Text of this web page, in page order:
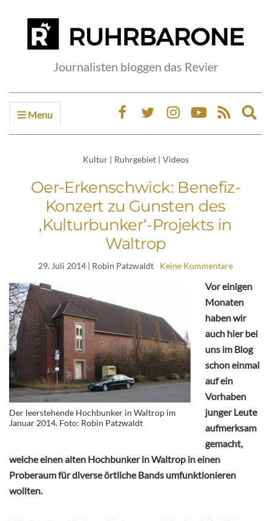
Journalisten bloggen das Revier
Menu
Kultur | Ruhrgebiet | Videos
Oer-Erkenschwick: Benefiz-
Konzert zu Gunsten des
‚Kulturbunker‘-Projekts in
Waltrop
29. Juli 2014 | Robin Patzwaldt Keine Kommentare
Der leerstehende Hochbunker in Waltrop im
Januar 2014. Foto: Robin Patzwaldt
Vor einigen
Monaten
haben wir
auch hier bei
uns im Blog
schon einmal
auf ein
Vorhaben
junger Leute
aufmerksam
gemacht,
welche einen alten Hochbunker in Waltrop in einen
Proberaum für diverse örtliche Bands umfunktionieren
wollten.